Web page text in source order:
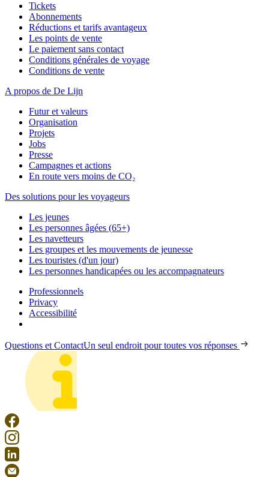
Tickets
Abonnements
Réductions et tarifs avantageux
Les points de vente
Le paiement sans contact
Conditions générales de voyage
Conditions de vente
A propos de De Lijn
Futur et valeurs
Organisation
Projets
Jobs
Presse
Campagnes et actions
En route vers moins de CO₂
Des solutions pour les voyageurs
Les jeunes
Les personnes âgées (65+)
Les navetteurs
Les groupes et les mouvements de jeunesse
Les touristes (d'un jour)
Les personnes handicapées ou les accompagnateurs
Professionnels
Privacy
Accessibilité
Questions et ContactUn seul endroit pour toutes vos réponses